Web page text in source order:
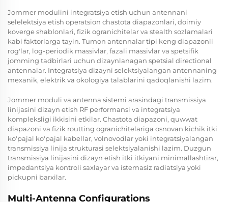
Jommer modulini integratsiya etish uchun antennani
selelektsiya etish operatsion chastota diapazonlari, doimiy
koverge shablonlari, fizik ogranichitelar va stealth sozlamalari
kabi faktorlarga tayin. Tumon antennalar tipi keng diapazonli
rog'lar, log-periodik massivlar, fazali massivlar va spetsifik
jomming tadbirlari uchun dizaynlanagan spetsial directional
antennalar. Integratsiya dizayni selektsiyalangan antennaning
mexanik, elektrik va okologiya talablarini qadoqlanishi lazim.
Jommer moduli va antenna sistemi arasindagi transmissiya
linijasini dizayn etish RF performansi va integratsiya
kompleksligi ikkisini etkilar. Chastota diapazoni, quwwat
diapazoni va fizik routting ogranichitelariga osnovan kichik itki
ko'pajal ko'pajal kabellar, volnovodlar yoki integratsiyalangan
transmissiya linija strukturasi selektsiyalanishi lazim. Duzgun
transmissiya linijasini dizayn etish itki itkiyani minimallashtirar,
impedantsiya kontroli saxlayar va istemasiz radiatsiya yoki
pickupni barxilar.
Multi-Antenna Configurations